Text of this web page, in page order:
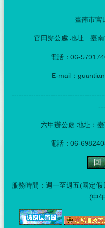
臺南市官
官田辦公處 地址：臺
電話：06-
E-mail：
六甲辦公處 地址：
電話：06-
服務時間：週一至週五(國定
(中